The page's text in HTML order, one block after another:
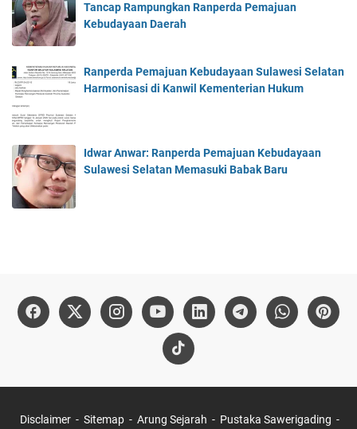
Tancap Rampungkan Ranperda Pemajuan
Kebudayaan Daerah
Ranperda Pemajuan Kebudayaan Sulawesi Selatan
Harmonisasi di Kanwil Kementerian Hukum
Idwar Anwar: Ranperda Pemajuan Kebudayaan
Sulawesi Selatan Memasuki Babak Baru
Disclaimer Sitemap Arung Sejarah Pustaka Sawerigading